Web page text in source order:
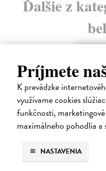
Príjmete
K prevádzke
využívame cookies
funkčnosti,
maximálneho pohodlia a
NASTAVENIA
Ďalšie z